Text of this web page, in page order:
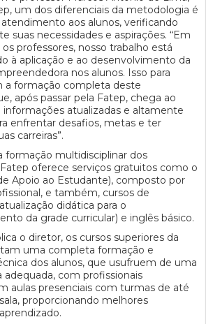
um dos diferenciais da metodologia é
aos alunos, verificando
suas necessidades e aspirações. “Em
professores, nosso trabalho está
à aplicação e ao desenvolvimento da
nos alunos. Isso para
a formação completa deste
após passar pela Fatep, chega ao
atualizadas e altamente
enfrentar desafios, metas e ter
carreiras”.
formação multidisciplinar dos
oferece serviços gratuitos como o
Apoio ao Estudante), composto por
e também, cursos de
didática para o
da grade curricular) e inglês básico.
o diretor, os cursos superiores da
uma completa formação e
dos alunos, que usufruem de uma
adequada, com profissionais
aulas presenciais com turmas de até
proporcionando melhores